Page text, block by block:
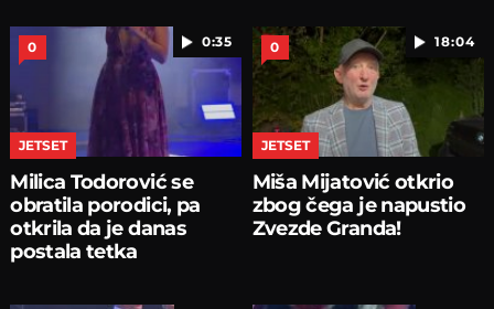
0:35
0
JETSET
Milica Todorović se
obratila porodici, pa
otkrila da je danas
postala tetka
18:04
0
JETSET
Miša Mijatović otkrio
zbog čega je napustio
Zvezde Granda!